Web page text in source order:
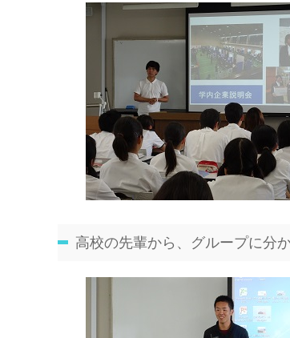
高校の先輩から、グループに分